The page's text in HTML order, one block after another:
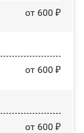
от 600 ₽
от 600 ₽
от 600 ₽